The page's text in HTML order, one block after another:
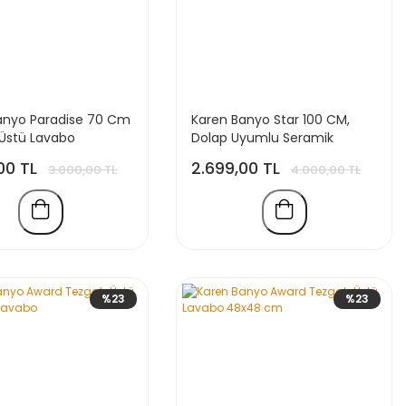
Paradise 70 Cm
Lavabo
TL 3.000,00 TL
Karen Banyo Star 100 CM,
Dolap Uyumlu Seramik
2.699,00 TL 4.000,00 TL
%23 %23